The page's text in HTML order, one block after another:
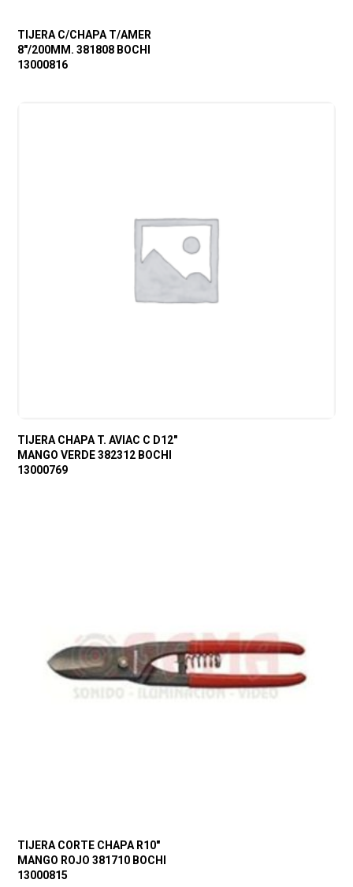
TIJERA C/CHAPA T/AMER
8″/200MM. 381808 BOCHI
13000816
TIJERA CHAPA T. AVIAC C D12″
MANGO VERDE 382312 BOCHI
13000769
TIJERA CORTE CHAPA R10″
MANGO ROJO 381710 BOCHI
13000815